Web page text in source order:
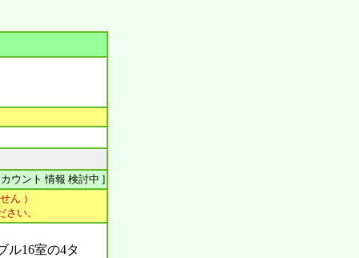
ウント 情報 検討中 ]
ん ）
い。
ル16室の4タ